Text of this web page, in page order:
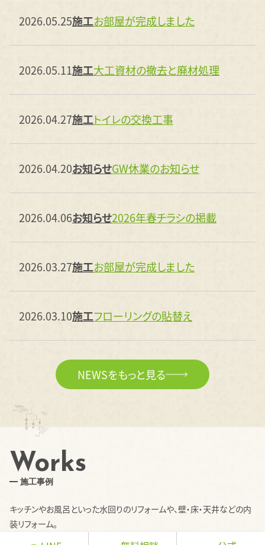
2026.05.25施工お部屋が完成しました
2026.05.11施工大工資材の撤去と廃材処理
2026.04.27施工トイレの交換工事
2026.04.20お知らせGW休業のお知らせ
2026.04.06お知らせ2026年春チラシの掲載
2026.03.27施工お部屋が完成しました
2026.03.10施工フローリングの貼替え
NEWSをもっと見る
Works
施工事例
キッチンやお風呂といった水回りのリフォームや、壁・床・天井などの内
装リフォーム。